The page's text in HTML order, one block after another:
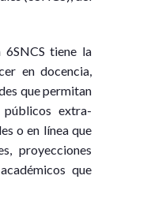
6SNCS tiene la
en docencia,
que permitan
extra-
o en línea que
proyecciones
que